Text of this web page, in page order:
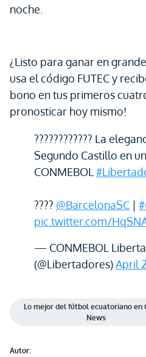
noche.
¿Listo para ganar en
usa el código FUTEC y
bono en tus primeros
pronosticar hoy mismo!
???????????? La
Segundo Castillo en
CONMEBOL
???? @BarcelonaSC |
pic.twitter.com/
— CONMEBOL
(@Libertadores)April
Lo mejor del fútbol ecuatoriano en
News
Autor: